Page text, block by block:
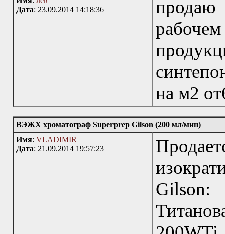
Дата: 23.09.2014 14:18:36
продаю
на м2
ВЭЖХ хроматограф Superprep Gilson (200 мл/мин)
Имя: VLADIMIR
Дата: 21.09.2014 19:57:23